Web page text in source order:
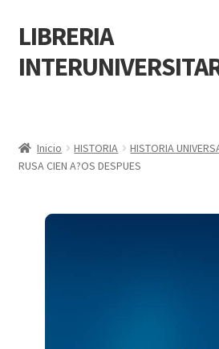
LIBRERIA
Carrito
Inicio HISTORIA HISTORIA
RUSA CIEN A?OS DESPUES